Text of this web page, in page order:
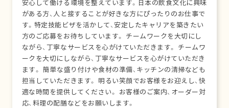
安心して働ける環境を整えています。日本の飲食文化に興味
がある方、人と接することが好きな方にぴったりのお仕事で
す。特定技能ビザを活かして、安定したキャリアを築きたい
方のご応募をお待ちしています。 チームワークを大切にし
ながら、丁寧なサービスを心がけていただきます。 チームワ
ークを大切にしながら、丁寧なサービスを心がけていただき
ます。 簡単な盛り付けや食材の準備、キッチンの清掃なども
担当していただきます。 明るい笑顔でお客様をお迎えし、快
適な時間を提供してください。 お客様のご案内、オーダー対
応、料理の配膳などをお願いします。